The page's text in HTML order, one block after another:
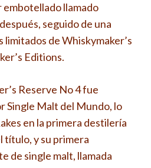
embotellado llamado
seguido de una
limitados de Whiskymaker’s
Editions.
Reserve No 4 fue
Single Malt del Mundo, lo
en la primera destilería
título, y su primera
de single malt, llamada